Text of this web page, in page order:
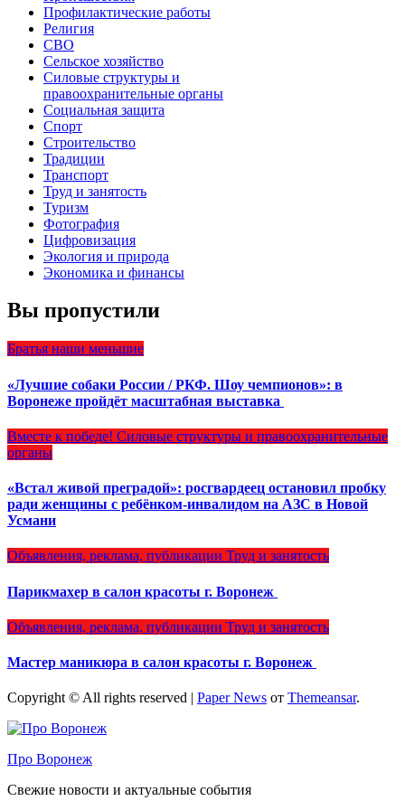
Профилактические работы
Религия
СВО
Сельское хозяйство
Силовые структуры и
правоохранительные органы
Социальная защита
Спорт
Строительство
Традиции
Транспорт
Труд и занятость
Туризм
Фотография
Цифровизация
Экология и природа
Экономика и финансы
Вы пропустили
Братья наши меньшие
«Лучшие собаки России / РКФ. Шоу чемпионов»: в
Воронеже пройдёт масштабная выставка
Вместе к победе! Силовые структуры и правоохранительные
органы
«Встал живой преградой»: росгвардеец остановил пробку
ради женщины с ребёнком-инвалидом на АЗС в Новой
Усмани
Объявления, реклама, публикации Труд и занятость
Парикмахер в салон красоты г. Воронеж
Объявления, реклама, публикации Труд и занятость
Мастер маникюра в салон красоты г. Воронеж
Copyright © All rights reserved Paper News от Themeansar.
Про Воронеж
Свежие новости и актуальные события